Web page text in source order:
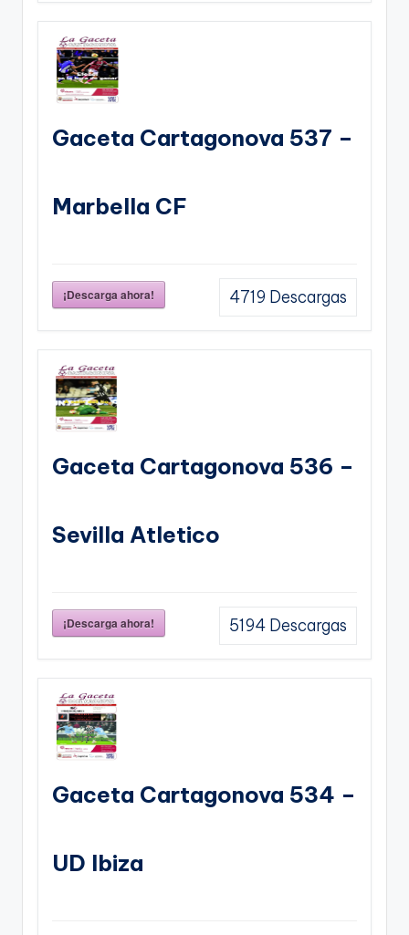
Gaceta Cartagonova 537 –
Marbella CF
¡Descarga ahora! 4719 Descargas
Gaceta Cartagonova 536 –
Sevilla Atletico
¡Descarga ahora! 5194 Descargas
Gaceta Cartagonova 534 –
UD Ibiza